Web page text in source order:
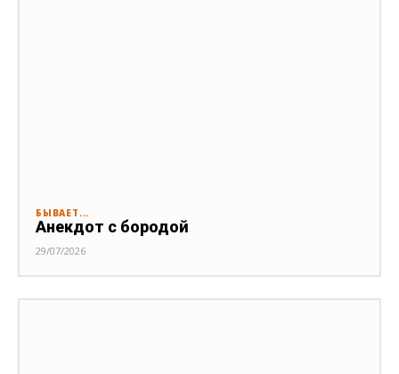
БЫВАЕТ...
Анекдот с бородой
29/07/2026